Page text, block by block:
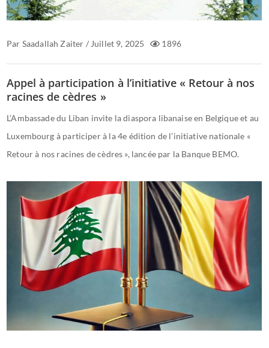
Par Saadallah Zaiter / Juillet 9, 2025 1896
Appel à participation à l’initiative « Retour à nos
racines de cèdres »
L’Ambassade du Liban invite la diaspora libanaise en Belgique et au
Luxembourg à participer à la 4e édition de l’initiative nationale «
Retour à nos racines de cèdres », lancée par la Banque BEMO.